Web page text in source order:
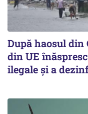
După haosul
din UE
ilegale și a